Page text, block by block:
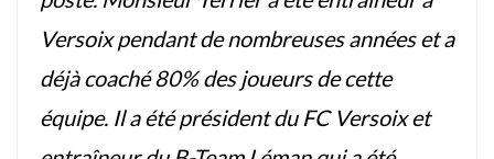
Versoix pendant de nombreuses années et a
déjà coaché 80% des joueurs de cette
équipe. Il a été président du FC Versoix et